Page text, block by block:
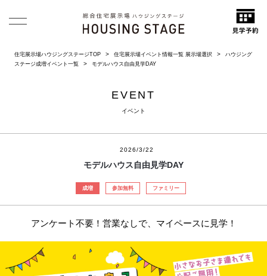
住宅展示場ハウジングステージTOP 住宅展示場イベント情報一覧 展示場選択
ハウジング
ステージ成増イベント一覧
モデルハウス自由見学DAY
EVENT
イベント
2026/3/22
モデルハウス自由見学DAY
成増 参加無料 ファミリー
アンケート不要！営業なしで、マイペースに見学！